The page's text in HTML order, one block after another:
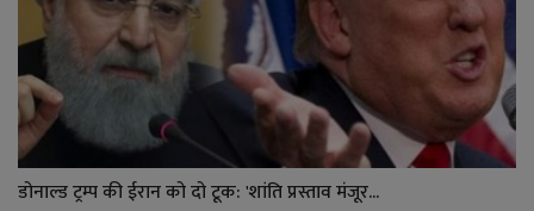
डोनाल्ड ट्रम्प की ईरान को दो टूक: 'शांति प्रस्ताव मंजूर...